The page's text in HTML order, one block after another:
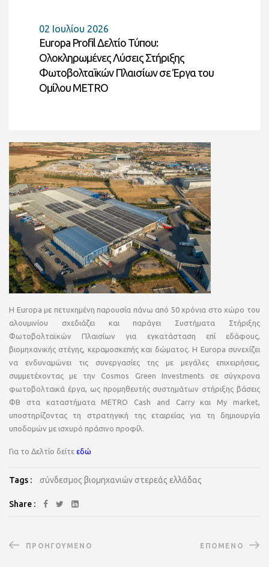
02 Ιουλίου 2026
Europa Profil Δελτίο Τύπου:
Ολοκληρωμένες Λύσεις Στήριξης
Φωτοβολταϊκών Πλαισίων σε Έργα του
Ομίλου METRO
Η Europa με πετυχημένη παρουσία πάνω από 50 χρόνια στο χώρο του
αλουμινίου σχεδιάζει και παράγει Συστήματα Στήριξης
Φωτοβολταϊκών Πλαισίων για εγκατάσταση επί εδάφους,
βιομηχανικής στέγης, κεραμοσκεπής και δώματος. Η Europa συνεχίζει
να ενδυναμώνει τις συνεργασίες της με μεγάλες επιχειρήσεις,
συμμετέχοντας με την Cosmos Green Investments σε σύγχρονα
φωτοβολταικά έργα, ως προμηθευτής συστημάτων στήριξης βάσεις
ΦΒ στα καταστήματα METRO Cash and Carry και My market,
υποστηρίζοντας τη στρατηγική της εταιρείας για τη δημιουργία
υποδομών με ισχυρό πράσινο προφίλ.
Για το Δελτίο δείτε εδώ
Tags : σύνδεσμος βιομηχανιών στερεάς ελλάδας
Share :
ΠΡΟΗΓΟΎΜΕΝΟ ΕΠΌΜΕΝΟ